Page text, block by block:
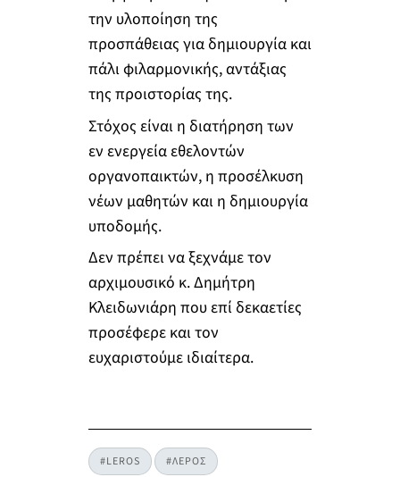
την υλοποίηση της
προσπάθειας για δημιουργία και
πάλι φιλαρμονικής, αντάξιας
της προιστορίας της.
Στόχος είναι η διατήρηση των
εν ενεργεία εθελοντών
οργανοπαικτών, η προσέλκυση
νέων μαθητών και η δημιουργία
υποδομής.
Δεν πρέπει να ξεχνάμε τον
αρχιμουσικό κ. Δημήτρη
Κλειδωνιάρη που επί δεκαετίες
προσέφερε και τον
ευχαριστούμε ιδιαίτερα.
#LEROS #ΛΕΡΟΣ